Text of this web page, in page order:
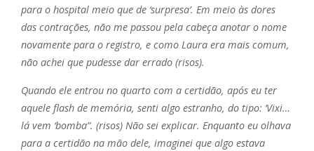
para o hospital meio que de ‘surpresa’. Em meio às dores
das contrações, não me passou pela cabeça anotar o nome
novamente para o registro, e como Laura era mais comum,
não achei que pudesse dar errado (risos).
Quando ele entrou no quarto com a certidão, após eu ter
aquele flash de memória, senti algo estranho, do tipo: ‘Vixi…
lá vem ‘bomba”. (risos) Não sei explicar. Enquanto eu olhava
para a certidão na mão dele, imaginei que algo estava